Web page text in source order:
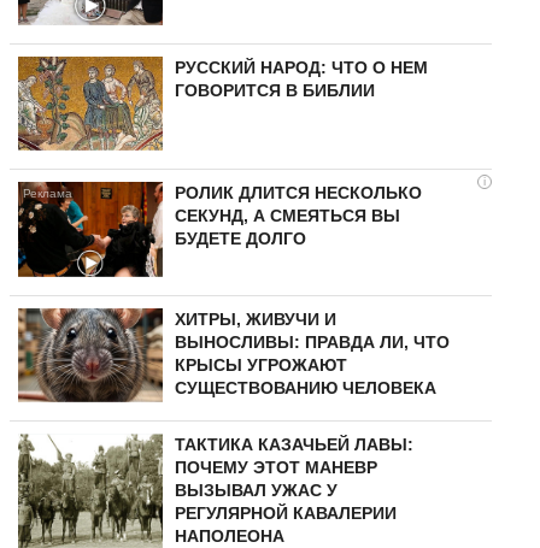
РУССКИЙ НАРОД: ЧТО О НЕМ
ГОВОРИТСЯ В БИБЛИИ
i
РОЛИК ДЛИТСЯ НЕСКОЛЬКО
СЕКУНД, А СМЕЯТЬСЯ ВЫ
БУДЕТЕ ДОЛГО
ХИТРЫ, ЖИВУЧИ И
ВЫНОСЛИВЫ: ПРАВДА ЛИ, ЧТО
КРЫСЫ УГРОЖАЮТ
СУЩЕСТВОВАНИЮ ЧЕЛОВЕКА
ТАКТИКА КАЗАЧЬЕЙ ЛАВЫ:
ПОЧЕМУ ЭТОТ МАНЕВР
ВЫЗЫВАЛ УЖАС У
РЕГУЛЯРНОЙ КАВАЛЕРИИ
НАПОЛЕОНА